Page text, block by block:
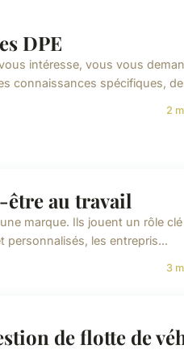
DPE
intéresse, vous vous
connaissances spécifiques,
2
au travail
marque. Ils jouent un rôle
personnalisés, les entrepris...
3
de flotte de